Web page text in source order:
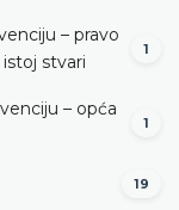
– pravo
stvari
1
– opća
1
19